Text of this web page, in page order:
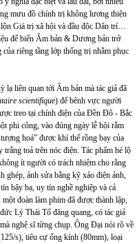
mưu đồ chính trị không lương thiện
Giá trị xã hội và đầu độc Dân trí…
để biến Âm bản & Dương bản trở
riêng tầng lớp thống trị nhằm phục
lạ liên quan tới Âm bản mà tác giả đã
scientifique) để bênh vực người
treo tại chính điện của Đền Đô - Bắc
phi công, vào đúng ngày lễ hội rằm
hoá” được khí thế rồng bay của
toả trên nóc điện. Tác phẩm hé lộ
ít người có trách nhiệm cho rằng
ghép, ảnh sửa bằng kỹ xảo điện ảnh,
bậy bạ, uy tín nghề nghiệp và cả
đoàn làm phim đã được thành lập,
Lý Thái Tổ đăng quang, có tác giả
nghệ sĩ từng chụp. Ông Đại nói rõ về
s), tiêu cự ống kính (80mm), loại